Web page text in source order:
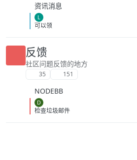
资讯消息
L
可以领
反馈
社区问题反馈的地方
35 151
NODEBB
D
检查垃圾邮件